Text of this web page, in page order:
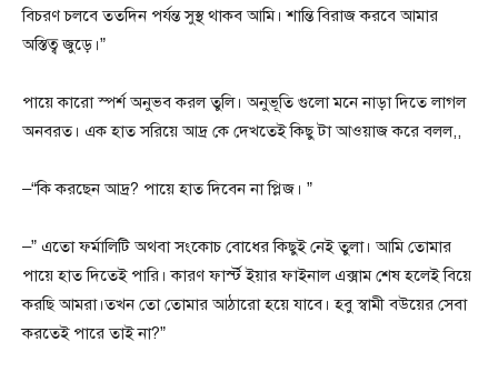
বিচরণ চলবে ততদিন পর্যন্ত সুস্থ থাকব আমি। শান্তি বিরাজ করবে আমার
অস্তিত্ব জুড়ে।”
পায়ে কারো স্পর্শ অনুভব করল তুলি। অনুভূতি গুলো মনে নাড়া দিতে লাগল
অনবরত। এক হাত সরিয়ে আদ্র কে দেখতেই কিছু টা আওয়াজ করে বলল,,
–“কি করছেন আদ্র? পায়ে হাত দিবেন না প্লিজ। ”
–” এতো ফর্মালিটি অথবা সংকোচ বোধের কিছুই নেই তুলা। আমি তোমার
পায়ে হাত দিতেই পারি। কারণ ফার্স্ট ইয়ার ফাইনাল এক্সাম শেষ হলেই বিয়ে
করছি আমরা।তখন তো তোমার আঠারো হয়ে যাবে। হবু স্বামী বউয়ের সেবা
করতেই পারে তাই না?”